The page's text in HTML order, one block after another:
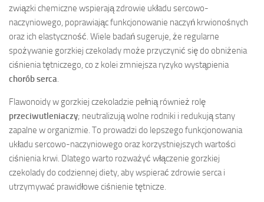
związki chemiczne wspierają zdrowie układu sercowo-
naczyniowego, poprawiając funkcjonowanie naczyń krwionośnych
oraz ich elastyczność. Wiele badań sugeruje, że regularne
spożywanie gorzkiej czekolady może przyczynić się do obniżenia
ciśnienia tętniczego, co z kolei zmniejsza ryzyko wystąpienia
chorób serca
Flawonoidy w gorzkiej czekoladzie pełnią również rolę
przeciwutleniaczy; neutralizują wolne rodniki i redukują stany
zapalne w organizmie. To prowadzi do lepszego funkcjonowania
układu sercowo-naczyniowego oraz korzystniejszych wartości
ciśnienia krwi. Dlatego warto rozważyć włączenie gorzkiej
czekolady do codziennej diety, aby wspierać zdrowie serca i
utrzymywać prawidłowe ciśnienie tętnicze.